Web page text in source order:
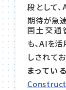
段として
期待が急
国土交通
も、AIを
しされてお
まってい